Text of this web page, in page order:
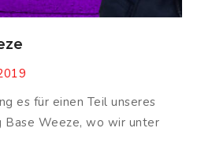
es für einen Teil unseres
Base Weeze, wo wir unter